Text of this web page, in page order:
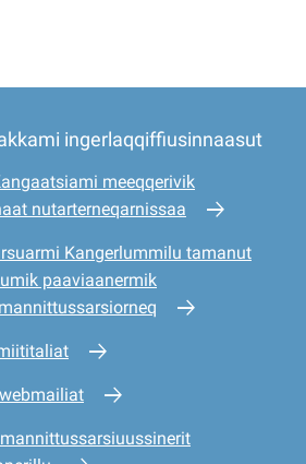
ingerlaqqiffiusinnaasut
meeqqerivik
nutarterneqarnissaa
Kangerlummilu tamanut
paaviaanermik